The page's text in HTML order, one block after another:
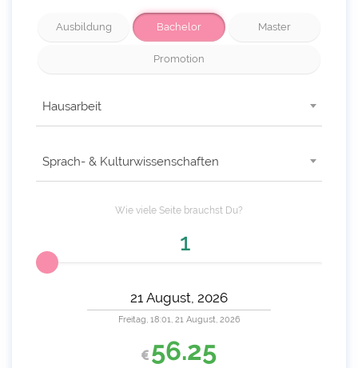
Ausbildung Bachelor Master
Promotion
Hausarbeit
Sprach- & Kulturwissenschaften
Wie viele Seite brauchst Du?
56.25
Freitag, 18:01, 21 August, 2026